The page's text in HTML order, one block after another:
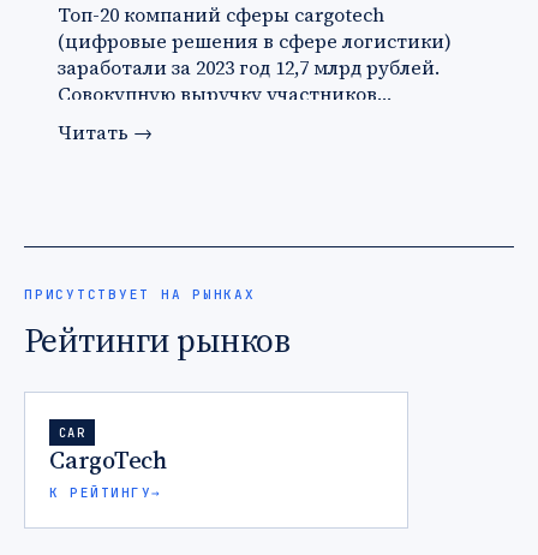
Топ-20 компаний сферы cargotech
(цифровые решения в сфере логистики)
заработали за 2023 год 12,7 млрд рублей.
Совокупную выручку участников…
Читать →
ПРИСУТСТВУЕТ НА РЫНКАХ
Рейтинги рынков
CAR
CargoTech
К РЕЙТИНГУ→